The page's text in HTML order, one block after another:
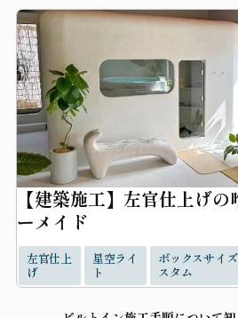
【建築施工】左官仕上げ
ーメイド
左官仕上
げ
星空ライ
ト
ボックスサイ
スタム